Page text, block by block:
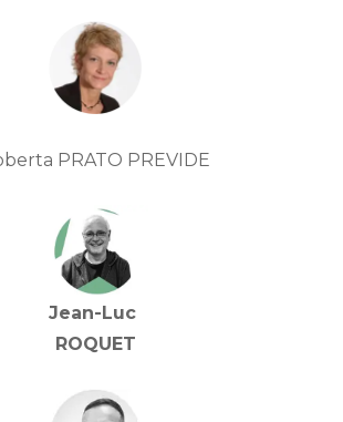
PRATO PREVIDE
Jean-Luc
ROQUET